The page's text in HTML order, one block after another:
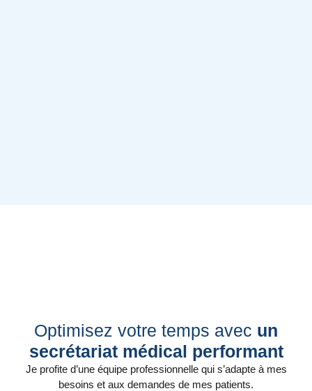
Optimisez votre temps avec un
secrétariat médical performant
Je profite d’une équipe professionnelle qui s’adapte à mes
besoins et aux demandes de mes patients.